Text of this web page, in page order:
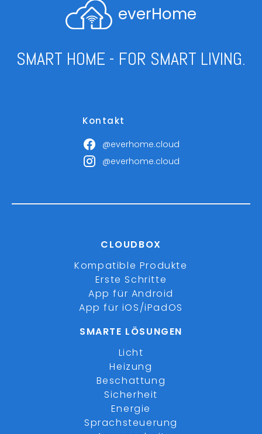
everHome
SMART HOME - FOR SMART LIVING.
Kontakt
@everhome.cloud
@everhome.cloud
CLOUDBOX
Kompatible Produkte
Erste Schritte
App für Android
App für iOS/iPadOS
SMARTE LÖSUNGEN
Licht
Heizung
Beschattung
Sicherheit
Energie
Sprachsteuerung